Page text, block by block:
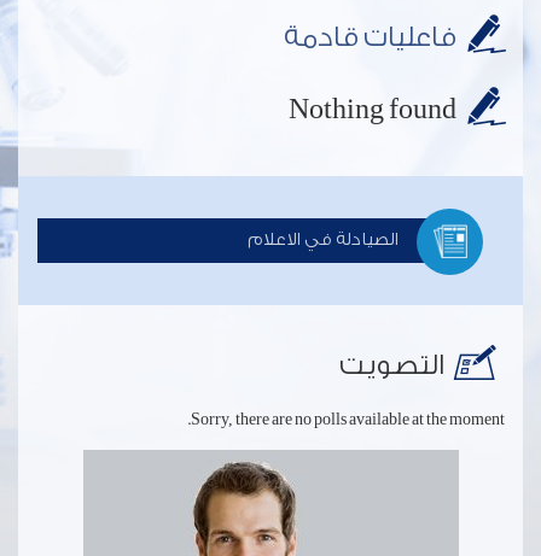
فاعليات قادمة
Nothing found
الصيادلة في الاعلام
التصويت
Sorry, there are no polls available at the moment.